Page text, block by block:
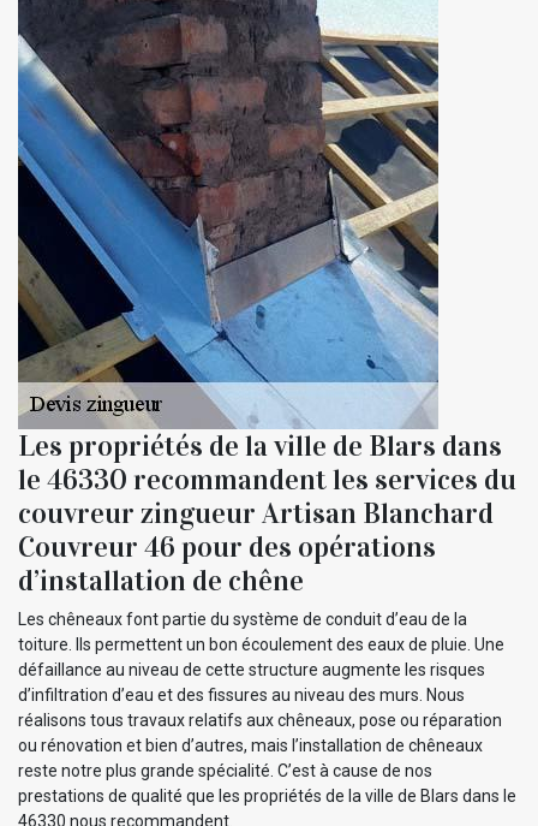
Les propriétés de la ville de Blars dans
le 46330 recommandent les services du
couvreur zingueur Artisan Blanchard
Couvreur 46 pour des opérations
d’installation de chêne
Les chêneaux font partie du système de conduit d’eau de la
toiture. Ils permettent un bon écoulement des eaux de pluie. Une
défaillance au niveau de cette structure augmente les risques
d’infiltration d’eau et des fissures au niveau des murs. Nous
réalisons tous travaux relatifs aux chêneaux, pose ou réparation
ou rénovation et bien d’autres, mais l’installation de chêneaux
reste notre plus grande spécialité. C’est à cause de nos
prestations de qualité que les propriétés de la ville de Blars dans le
46330 nous recommandent.